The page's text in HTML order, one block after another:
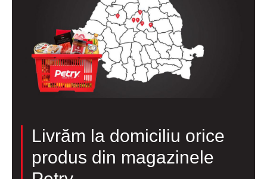
Livrăm la domiciliu orice
produs din magazinele